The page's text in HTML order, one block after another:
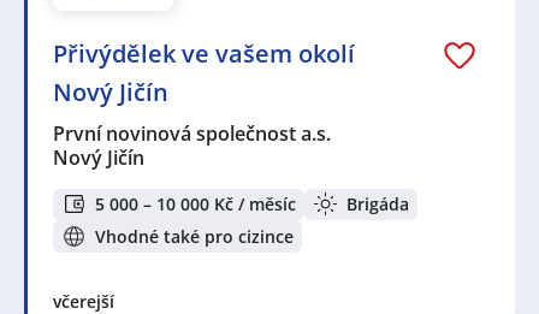
Přivýdělek ve vašem okolí
Nový Jičín
První novinová společnost a.s.
Nový Jičín
5 000 – 10 000 Kč / měsíc
Brigáda
Vhodné také pro cizince
včerejší